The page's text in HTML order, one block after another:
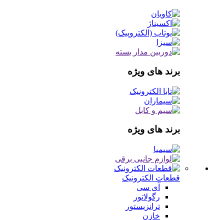
برند های ویژه
برند های ویژه
قطعات الکترونیک
آی سی
رگولاتور
ترانزیستور
خازن